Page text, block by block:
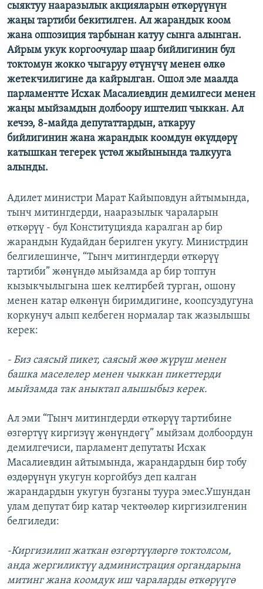
сыяктуу нааразылык акцияларын өткөрүүнүн
жаңы тартиби бекитилген. Ал жарандык коом
жана оппозиция тарбынан катуу сынга алынган.
Айрым укук коргоочулар шаар бийлигинин бул
токтомун жокко чыгаруу өтүнүчү менен өлкө
жетекчилигине да кайрылган. Ошол эле маалда
парламентте Исхак Масалиевдин демилгеси менен
жаңы мыйзамдын долбоору иштелип чыккан. Ал
кечээ, 8-майда депутаттардын, аткаруу
бийлигинин жана жарандык коомдун өкүлдөрү
катышкан тегерек үстөл жыйынында талкууга
алынды.
Адилет министри Марат Кайыповдун айтымында,
тынч митингдерди, нааразылык чараларын
өткөрүү - бул Конституцияда каралган ар бир
жарандын Кудайдан берилген укугу. Министрдин
белгилешинче, “Тынч митингдерди өткөрүү
тартиби” жөнүндө мыйзамда ар бир топтун
кызыкчылыгына шек келтирбей турган, ошону
менен катар өлкөнүн биримдигине, коопсуздугуна
коркунуч алып келбеген нормалар так жазылышы
керек:
- Биз саясый пикет, саясый жөө жүрүш менен
башка маселелер менен чыккан пикеттерди
мыйзамда так аныктап алышыбыз керек.
Ал эми “Тынч митингдерди өткөрүү тартибине
өзгөртүү киргизүү жөнүндөгү” мыйзам долбоордун
демилгечиси, парламент депутаты Исхак
Масалиевдин айтымында, жарандардын бир тобу
өздөрүнүн укугун коргойбуз деп калган
жарандардын укугун бузганы туура эмес.Ушундан
улам депутат бир катар чектөөлөр киргизилгенин
белгиледи:
-Киргизилип жаткан өзгөртүүлөргө токтолсом,
анда жергиликтүү администрация органдарына
митинг жана коомдук иш чараларды өткөрүүгө